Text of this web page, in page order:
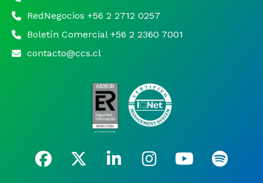
RedNegocios +56 2 2712 0257
Boletín Comercial +56 2 2360 7001
contacto@ccs.cl